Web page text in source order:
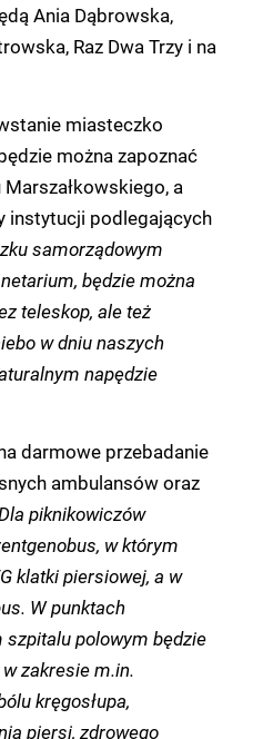
Ania Dąbrowska,
Raz Dwa Trzy i na
miasteczko
można zapoznać
a
instytucji podlegających
samorządowym
będzie można
teleskop, ale też
w dniu naszych
napędzie
darmowe przebadanie
ambulansów oraz
piknikowiczów
w którym
klatki piersiowej, a w
W punktach
polowym będzie
zakresie m.in.
kręgosłupa,
piersi, zdrowego